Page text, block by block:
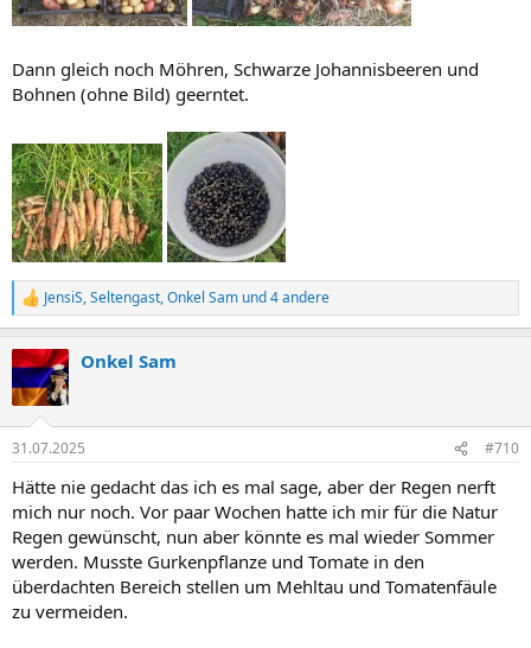
Dann gleich noch Möhren, Schwarze Johannisbeeren und
Bohnen (ohne Bild) geerntet.
R
e
k
t
i
e
:
JensiS,Seltengast,Onkel Sam und 4 andere
Onkel Sam
31.07.2025 #710
Hätte nie gedacht das ich es mal sage, aber der Regen nerft
mich nur noch. Vor paar Wochen hatte ich mir für die Natur
Regen gewünscht, nun aber könnte es mal wieder Sommer
werden. Musste Gurkenpflanze und Tomate in den
überdachten Bereich stellen um Mehltau und Tomatenfäule
zu vermeiden.